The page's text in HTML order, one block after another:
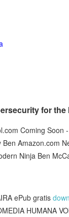
for the
Coming Soon
Amazon.com
Ninja Ben
ePub gratis
HUMANA